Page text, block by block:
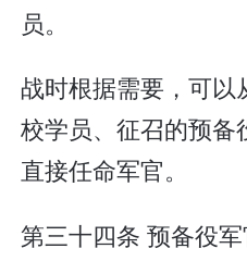
员。
战时根据需要，可
校学员、征召的预备
直接任命军官。
第三十四条 预备役